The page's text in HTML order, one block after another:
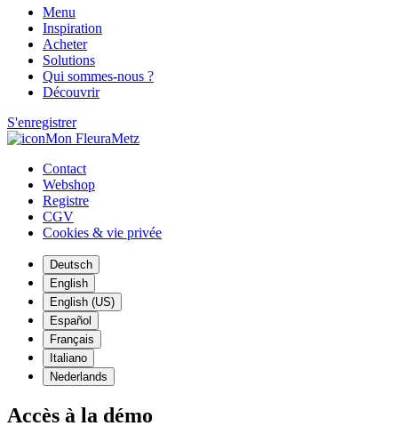
Menu
Inspiration
Acheter
Solutions
Qui sommes-nous ?
Découvrir
S'enregistrer
Mon FleuraMetz
Contact
Webshop
Registre
CGV
Cookies & vie privée
Deutsch
English
English (US)
Español
Français
Italiano
Nederlands
Accès à la démo